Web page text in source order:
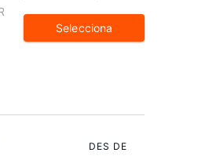
Selecciona
DES DE